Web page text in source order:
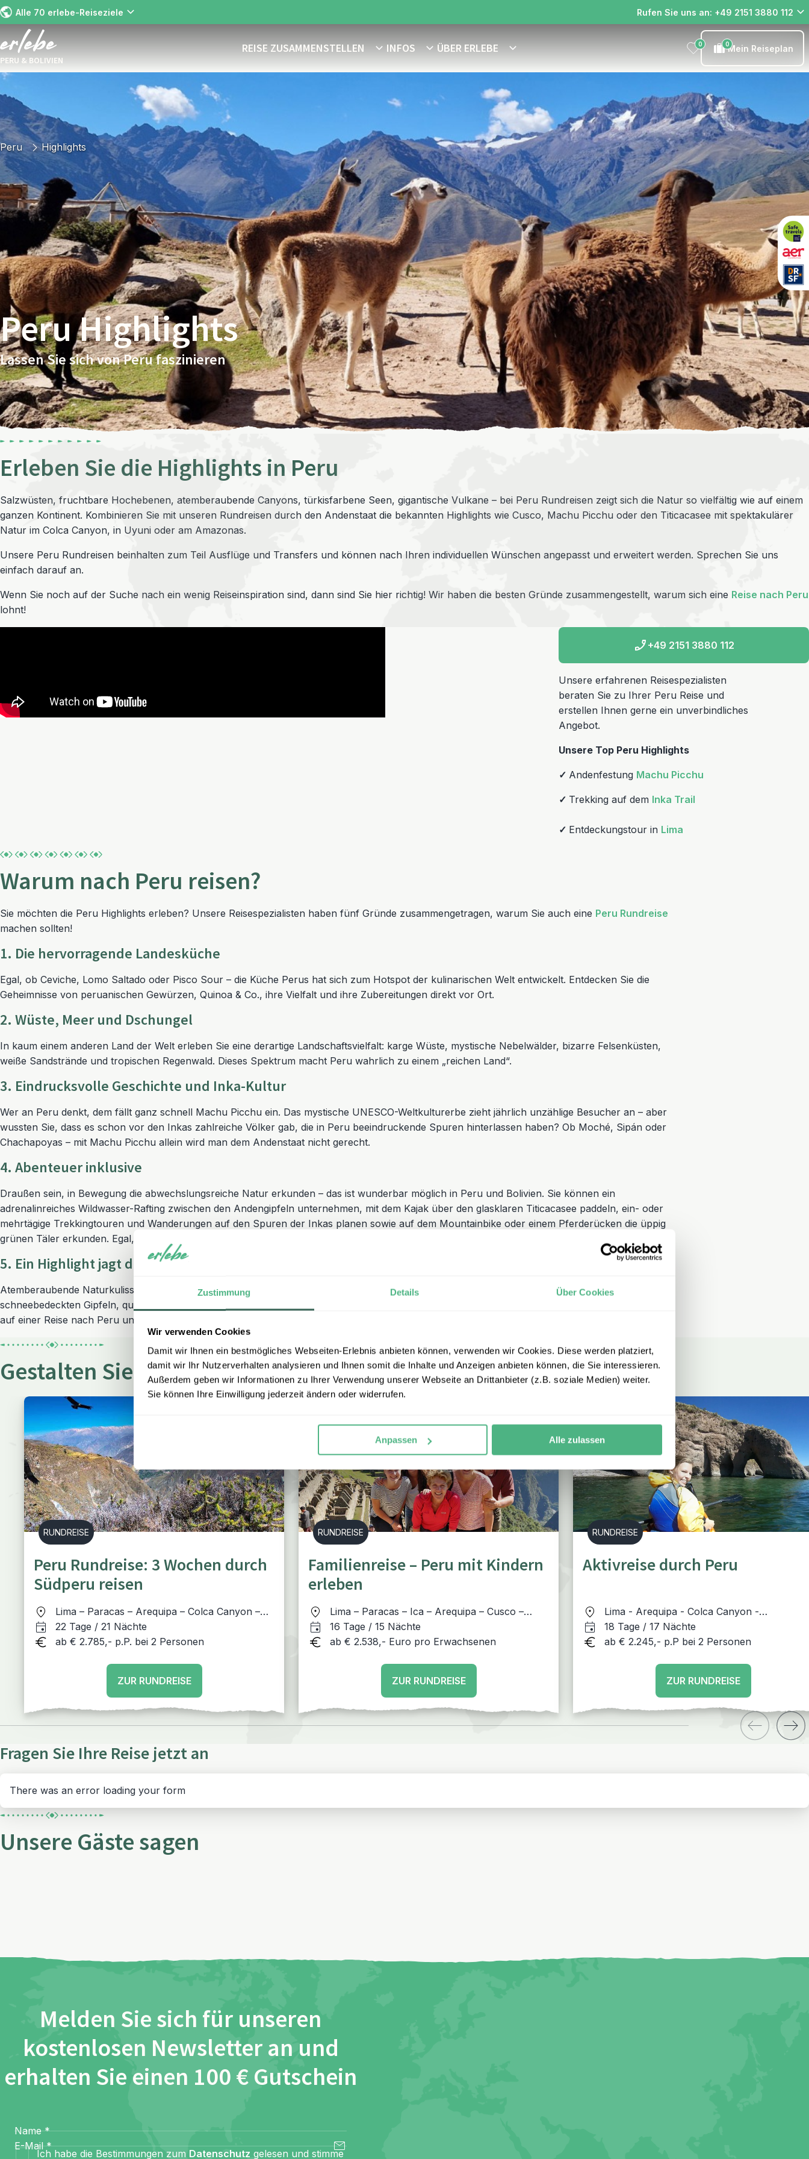
Zustimmung Details Über Cookies
Wir verwenden Cookies
Damit wir Ihnen ein bestmögliches Webseiten-Erlebnis anbieten können, verwenden wir Cookies. Diese werden platziert,
damit wir Ihr Nutzerverhalten analysieren und Ihnen somit die Inhalte und Anzeigen anbieten können, die Sie interessieren.
Außerdem geben wir Informationen zu Ihrer Verwendung unserer Webseite an Drittanbieter (z.B. soziale Medien) weiter.
Sie können Ihre Einwilligung jederzeit ändern oder widerrufen.
Anpassen Alle zulassen
Alle 70 erlebe-Reiseziele Rufen Sie uns an: +49 2151 3880 112
PERU & BOLIVIEN
REISE ZUSAMMENSTELLEN INFOS ÜBER ERLEBE 0 0Mein Reiseplan
Peru Highlights
Peru Highlights
Lassen Sie sich von Peru faszinieren
Erleben Sie die Highlights in Peru
Salzwüsten, fruchtbare Hochebenen, atemberaubende Canyons, türkisfarbene Seen, gigantische Vulkane – bei Peru Rundreisen zeigt sich die Natur so vielfältig wie auf einem
ganzen Kontinent. Kombinieren Sie mit unseren Rundreisen durch den Andenstaat die bekannten Highlights wie Cusco, Machu Picchu oder den Titicacasee mit spektakulärer
Natur im Colca Canyon, in Uyuni oder am Amazonas.
Unsere Peru Rundreisen beinhalten zum Teil Ausflüge und Transfers und können nach Ihren individuellen Wünschen angepasst und erweitert werden. Sprechen Sie uns
einfach darauf an.
Wenn Sie noch auf der Suche nach ein wenig Reiseinspiration sind, dann sind Sie hier richtig! Wir haben die besten Gründe zusammengestellt, warum sich eine Reise nach Peru
lohnt!
+49 2151 3880 112
Unsere erfahrenen Reisespezialisten
beraten Sie zu Ihrer Peru Reise und
erstellen Ihnen gerne ein unverbindliches
Angebot.
Unsere Top Peru Highlights
✓ Andenfestung Machu Picchu
✓ Trekking auf dem Inka Trail
✓ Entdeckungstour in Lima
Warum nach Peru reisen?
Sie möchten die Peru Highlights erleben? Unsere Reisespezialisten haben fünf Gründe zusammengetragen, warum Sie auch eine Peru Rundreise
machen sollten!
1. Die hervorragende Landesküche
Egal, ob Ceviche, Lomo Saltado oder Pisco Sour – die Küche Perus hat sich zum Hotspot der kulinarischen Welt entwickelt. Entdecken Sie die
Geheimnisse von peruanischen Gewürzen, Quinoa & Co., ihre Vielfalt und ihre Zubereitungen direkt vor Ort.
2. Wüste, Meer und Dschungel
In kaum einem anderen Land der Welt erleben Sie eine derartige Landschaftsvielfalt: karge Wüste, mystische Nebelwälder, bizarre Felsenküsten,
weiße Sandstrände und tropischen Regenwald. Dieses Spektrum macht Peru wahrlich zu einem „reichen Land“.
3. Eindrucksvolle Geschichte und Inka-Kultur
Wer an Peru denkt, dem fällt ganz schnell Machu Picchu ein. Das mystische UNESCO-Weltkulturerbe zieht jährlich unzählige Besucher an – aber
wussten Sie, dass es schon vor den Inkas zahlreiche Völker gab, die in Peru beeindruckende Spuren hinterlassen haben? Ob Moché, Sipán oder
Chachapoyas – mit Machu Picchu allein wird man dem Andenstaat nicht gerecht.
4. Abenteuer inklusive
Draußen sein, in Bewegung die abwechslungsreiche Natur erkunden – das ist wunderbar möglich in Peru und Bolivien. Sie können ein
adrenalinreiches Wildwasser-Rafting zwischen den Andengipfeln unternehmen, mit dem Kajak über den glasklaren Titicacasee paddeln, ein- oder
mehrtägige Trekkingtouren und Wanderungen auf den Spuren der Inkas planen sowie auf dem Mountainbike oder einem Pferderücken die üppig
grünen Täler erkunden. Egal, wie sportlich es sein soll – in Peru und Bolivien kommt jeder auf seine Kosten!
5. Ein Highlight jagt das nächste
Atemberaubende Naturkulissen, das mystische Machu Picchu, der Titicacsee, der höchste beschiffbare See der Erde, die Anden mit ihren
schneebedeckten Gipfeln, quirlige Städte wie La Paz und Lima, die Salzwüste von Uyuni und das tropische Amazonasgebiet – das alles können Sie
auf einer Reise nach Peru und Bolivien erkunden. Worauf warten Sie noch?
Gestalten Sie Ihre eigene Peru Reise
RUNDREISE
Peru Rundreise: 3 Wochen durch
Südperu reisen
Lima – Paracas – Arequipa – Colca Canyon –
Puno/Titicacasee – Cusco – Heiliges Tal –
Cusco – Puerto Maldonado/Amazonas - Lima
22 Tage / 21 Nächte
ab € 2.785,- p.P. bei 2 Personen
ZUR RUNDREISE
RUNDREISE
Familienreise – Peru mit Kindern
erleben
Lima – Paracas – Ica – Arequipa – Cusco –
Machu Picchu - Heiliges Tal - Lima
16 Tage / 15 Nächte
ab € 2.538,- Euro pro Erwachsenen
ZUR RUNDREISE
RUNDREISE
Aktivreise durch Peru
Lima - Arequipa - Colca Canyon -
Puno/Titicacasee - Cusco - Inka Jungle
Lima
18 Tage / 17 Nächte
ab € 2.245,- p.P bei 2 Personen
ZUR RUNDREISE
Fragen Sie Ihre Reise jetzt an
There was an error loading your form
Unsere Gäste sagen
Melden Sie sich für unseren
kostenlosen Newsletter an und
erhalten Sie einen 100 € Gutschein
Name *
E-Mail *
Ich habe die Bestimmungen zum Datenschutz gelesen und stimme